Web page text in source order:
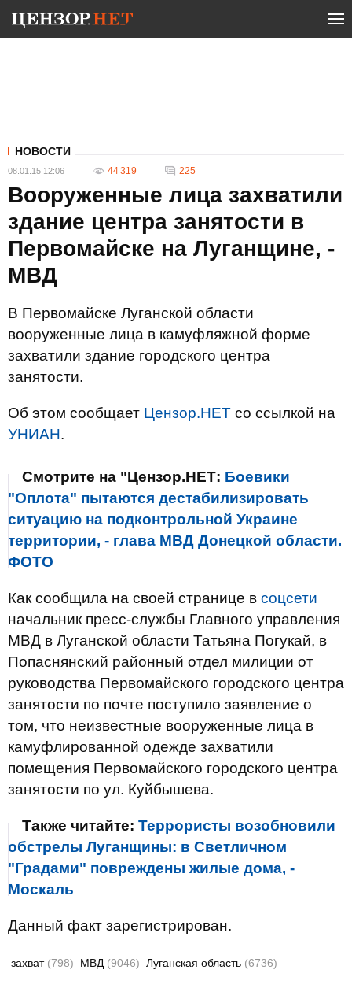
НОВОСТИ
08.01.15 12:06 44 319 225
Вооруженные лица захватили
здание центра занятости в
Первомайске на Луганщине, -
МВД
В Первомайске Луганской области
вооруженные лица в камуфляжной форме
захватили здание городского центра
занятости.
Об этом сообщает Цензор.НЕТ со ссылкой на
УНИАН.
Смотрите на "Цензор.НЕТ: Боевики
"Оплота" пытаются дестабилизировать
ситуацию на подконтрольной Украине
территории, - глава МВД Донецкой области.
ФОТО
Как сообщила на своей странице в соцсети
начальник пресс-службы Главного управления
МВД в Луганской области Татьяна Погукай, в
Попаснянский районный отдел милиции от
руководства Первомайского городского центра
занятости по почте поступило заявление о
том, что неизвестные вооруженные лица в
камуфлированной одежде захватили
помещения Первомайского городского центра
занятости по ул. Куйбышева.
Также читайте: Террористы возобновили
обстрелы Луганщины: в Светличном
"Градами" повреждены жилые дома, -
Москаль
Данный факт зарегистрирован.
захват (798) МВД (9046) Луганская область (6736)